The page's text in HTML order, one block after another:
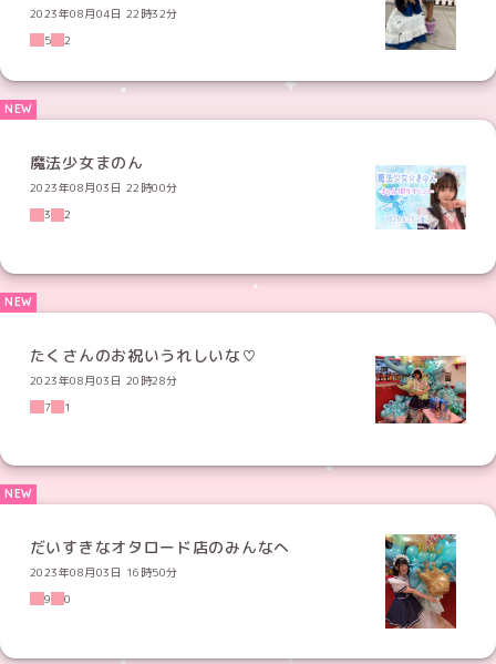
2023年08月04日 22時32分
5
2
魔法少女まのん
2023年08月03日 22時00分
3
2
たくさんのお祝いうれしいな♡
2023年08月03日 20時28分
7
1
だいすきなオタロード店のみんなへ
2023年08月03日 16時50分
9
0